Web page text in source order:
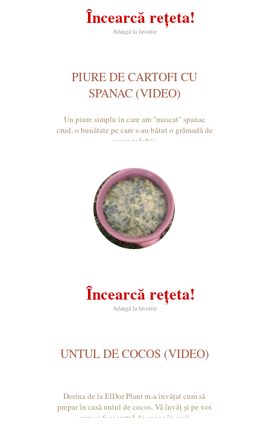
Încearcă rețeta!
Adaugă la favorite
PIURE DE CARTOFI CU
SPANAC (VIDEO)
Un piure simplu în care am "mascat" spanac
crud, o bunătate pe care s-au bătut o grămadă de
copii zglobii.
Încearcă rețeta!
Adaugă la favorite
UNTUL DE COCOS (VIDEO)
Dorina de la ElDor Plant m-a învățat cum să
prepar în casă untul de cocos. Vă învăț și pe voi
cum se face untul de cocos în casă.